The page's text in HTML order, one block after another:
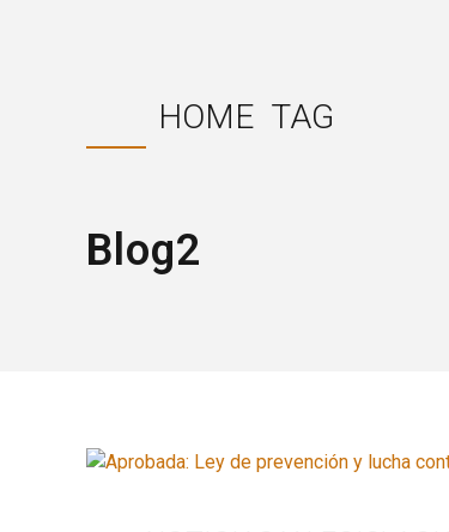
HOME TAG
Blog2